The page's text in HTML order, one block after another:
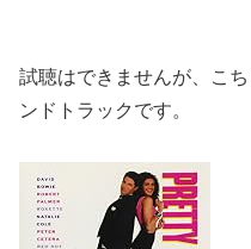
試聴はできませんが、こ
ンドトラックです。